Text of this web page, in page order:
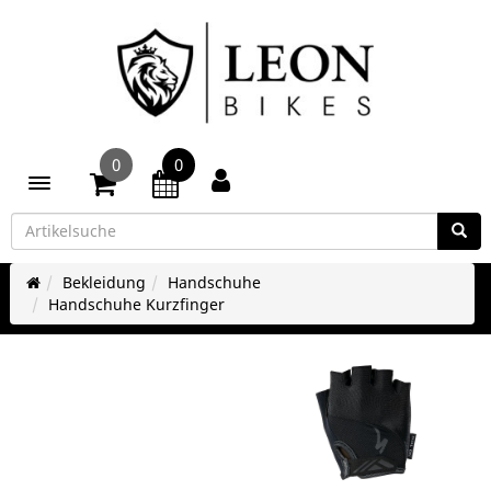
Toggle navigation
0 0
Bekleidung
Handschuhe
Handschuhe Kurzfinger